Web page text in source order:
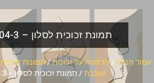
תמונת זכוכית לסלון – PIK-504-3
עמוד הבית /הדפסה על זכוכית/תמונות זכוכית
שוכבת/ תמונת זכוכית לסלון – PIK-504-3